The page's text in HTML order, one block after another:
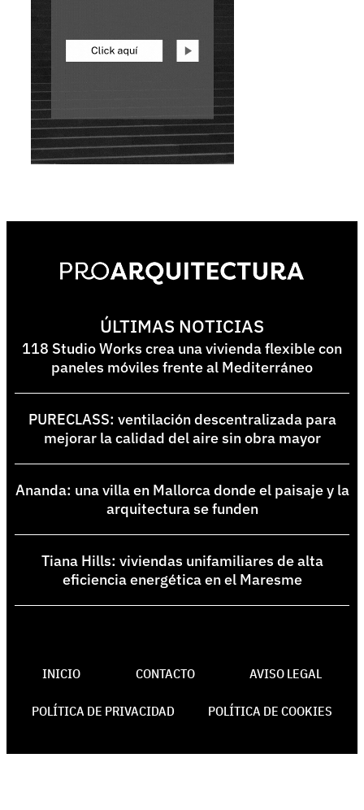
ÚLTIMAS NOTICIAS
118 Studio Works crea una vivienda flexible con
paneles móviles frente al Mediterráneo
PURECLASS: ventilación descentralizada para
mejorar la calidad del aire sin obra mayor
Ananda: una villa en Mallorca donde el paisaje y la
arquitectura se funden
Tiana Hills: viviendas unifamiliares de alta
eficiencia energética en el Maresme
INICIO CONTACTO AVISO LEGAL
POLÍTICA DE PRIVACIDAD POLÍTICA DE COOKIES